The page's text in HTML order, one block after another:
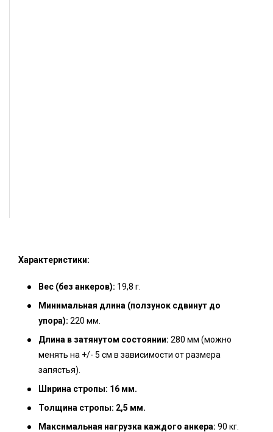
Характеристики:
Вес (без анкеров): 19,8 г.
Минимальная длина (ползунок сдвинут до
упора): 220 мм.
Длина в затянутом состоянии: 280 мм (можно
менять на +/- 5 см в зависимости от размера
запястья).
Ширина стропы: 16 мм.
Толщина стропы: 2,5 мм.
Максимальная нагрузка каждого анкера: 90 кг.